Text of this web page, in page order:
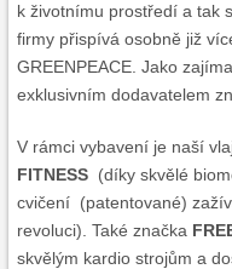
k životnímu prostředí a tak
firmy přispívá osobně již
GREENPEACE. Jako
exklusivním dodavatelem
V rámci vybavení je naší
FITNESS (díky skvělé
cvičení (patentované)
revoluci). Také značka
skvělým kardio strojům a